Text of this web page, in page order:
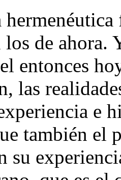
los de ahora.
entonces
las
e
también el
su